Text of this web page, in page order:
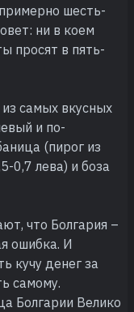
шесть-
ни в коем
просят в пять-
из самых вкусных
и по-
(пирог из
0,7 лева) и боза
что Болгария –
ошибка. И
кучу денег за
самому.
Болгарии Велико